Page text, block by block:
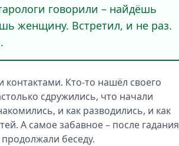
говорили – найдёшь
женщину. Встретил, и не раз.
Кто-то нашёл своего
сдружились, что начали
и как разводились, и как
А самое забавное – после гадания
беседу.